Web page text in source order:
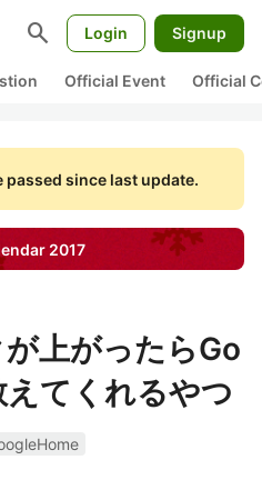
search Login Signup
Official Event Official
passed since last update.
2017
上がったらGo
てくれるやつ